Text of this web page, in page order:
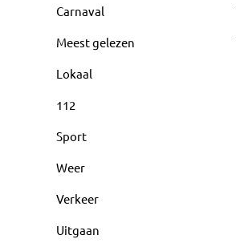
Carnaval
Meest gelezen
Lokaal
112
Sport
Weer
Verkeer
Uitgaan